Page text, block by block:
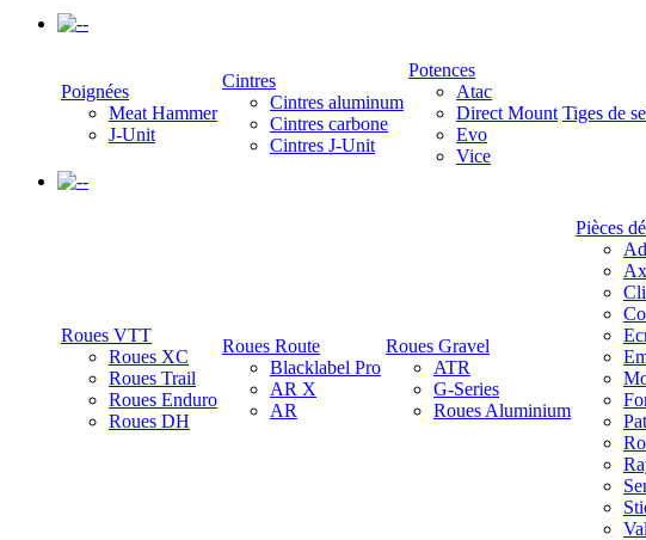
-
Poignées
Meat Hammer
J-Unit
Cintres
Cintres aluminum
Cintres carbone
Cintres J-Unit
Potences
Atac
Direct Mount
Evo
Vice
Tiges de
-
Roues VTT
Roues XC
Roues Trail
Roues Enduro
Roues DH
Roues Route
Blacklabel Pro
AR X
AR
Roues Gravel
ATR
G-Series
Roues Aluminium
Pièces